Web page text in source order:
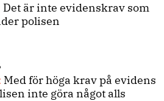
Det är inte evidenskrav som
polisen
Med för höga krav på evidens
inte göra något alls